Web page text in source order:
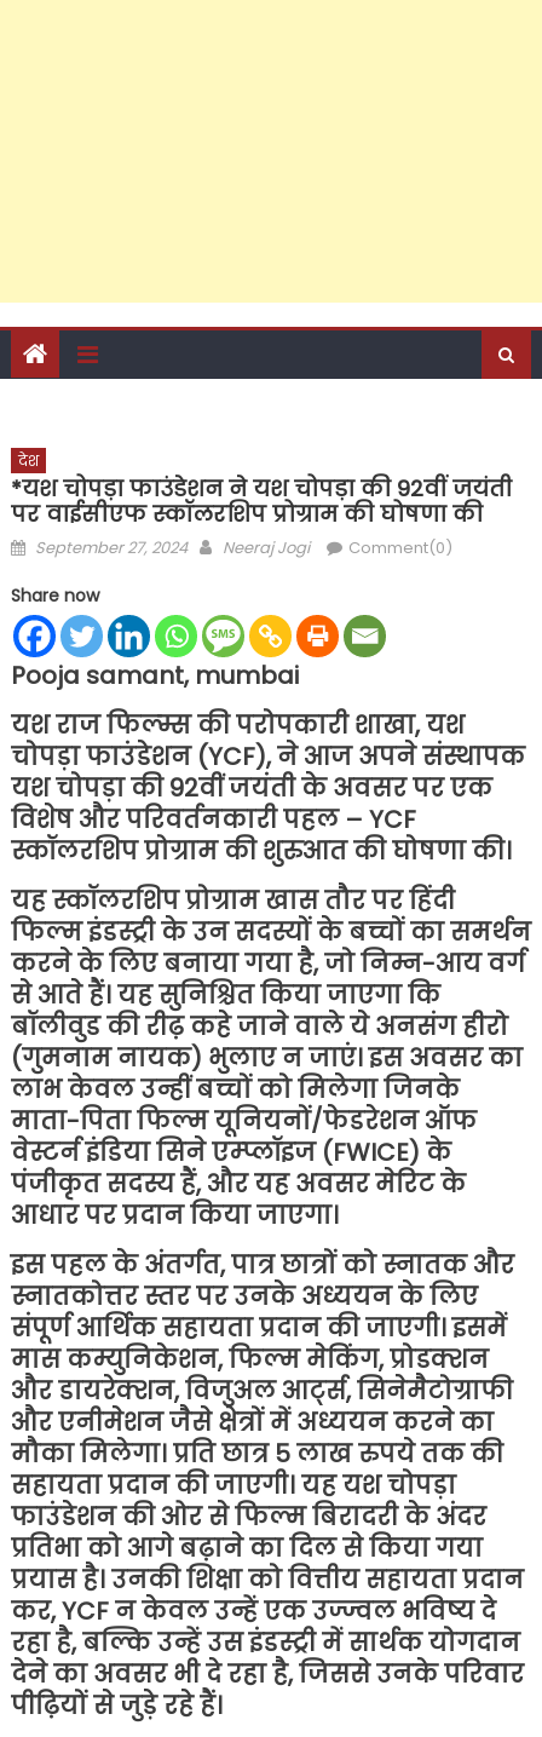
देश
*यश चोपड़ा फाउंडेशन ने यश चोपड़ा की 92वीं जयंती
पर वाईसीएफ स्कॉलरशिप प्रोग्राम की घोषणा की
Posted
September 27, 2024 Author
Neeraj Jogi Comment(0)
Share now
Pooja samant, mumbai
यश राज फिल्म्स की परोपकारी शाखा, यश
चोपड़ा फाउंडेशन (YCF), ने आज अपने संस्थापक
यश चोपड़ा की 92वीं जयंती के अवसर पर एक
विशेष और परिवर्तनकारी पहल – YCF
स्कॉलरशिप प्रोग्राम की शुरुआत की घोषणा की।
यह स्कॉलरशिप प्रोग्राम खास तौर पर हिंदी
फिल्म इंडस्ट्री के उन सदस्यों के बच्चों का समर्थन
करने के लिए बनाया गया है, जो निम्न-आय वर्ग
से आते हैं। यह सुनिश्चित किया जाएगा कि
बॉलीवुड की रीढ़ कहे जाने वाले ये अनसंग हीरो
(गुमनाम नायक) भुलाए न जाएं। इस अवसर का
लाभ केवल उन्हीं बच्चों को मिलेगा जिनके
माता-पिता फिल्म यूनियनों/फेडरेशन ऑफ
वेस्टर्न इंडिया सिने एम्प्लॉइज (FWICE) के
पंजीकृत सदस्य हैं, और यह अवसर मेरिट के
आधार पर प्रदान किया जाएगा।
इस पहल के अंतर्गत, पात्र छात्रों को स्नातक और
स्नातकोत्तर स्तर पर उनके अध्ययन के लिए
संपूर्ण आर्थिक सहायता प्रदान की जाएगी। इसमें
मास कम्युनिकेशन, फिल्म मेकिंग, प्रोडक्शन
और डायरेक्शन, विजुअल आर्ट्स, सिनेमैटोग्राफी
और एनीमेशन जैसे क्षेत्रों में अध्ययन करने का
मौका मिलेगा। प्रति छात्र 5 लाख रुपये तक की
सहायता प्रदान की जाएगी। यह यश चोपड़ा
फाउंडेशन की ओर से फिल्म बिरादरी के अंदर
प्रतिभा को आगे बढ़ाने का दिल से किया गया
प्रयास है। उनकी शिक्षा को वित्तीय सहायता प्रदान
कर, YCF न केवल उन्हें एक उज्ज्वल भविष्य दे
रहा है, बल्कि उन्हें उस इंडस्ट्री में सार्थक योगदान
देने का अवसर भी दे रहा है, जिससे उनके परिवार
पीढ़ियों से जुड़े रहे हैं।